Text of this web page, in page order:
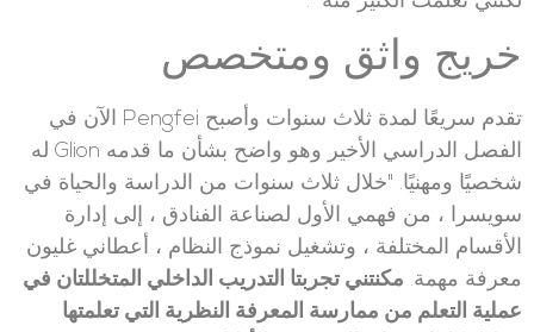
خريج واثق ومتخصص
تقدم سريعًا لمدة ثلاث سنوات وأصبح Pengfei الآن في
الفصل الدراسي الأخير وهو واضح بشأن ما قدمه Glion له
شخصيًا ومهنيًا. "خلال ثلاث سنوات من الدراسة والحياة في
سويسرا ، من فهمي الأول لصناعة الفنادق ، إلى إدارة
الأقسام المختلفة ، وتشغيل نموذج النظام ، أعطاني غليون
معرفة مهمة. مكنتني تجربتا التدريب الداخلي المتخللتان في
عملية التعلم من ممارسة المعرفة النظرية التي تعلمتها